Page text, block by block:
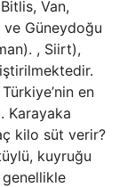
Van,
Güneydoğu
, Siirt),
en
Karayaka
kilo süt verir?
kuyruğu
genellikle